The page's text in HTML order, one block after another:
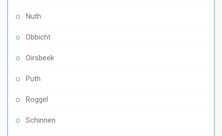
Nuth
Obbicht
Oirsbeek
Puth
Roggel
Schinnen